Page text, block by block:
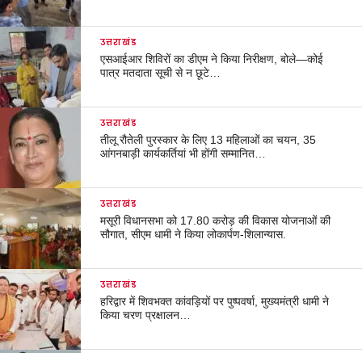
उत्तराखंड
एसआईआर शिविरों का डीएम ने किया निरीक्षण, बोले—कोई
पात्र मतदाता सूची से न छूटे…
उत्तराखंड
तीलू रौतेली पुरस्कार के लिए 13 महिलाओं का चयन, 35
आंगनबाड़ी कार्यकर्तियां भी होंगी सम्मानित…
उत्तराखंड
मसूरी विधानसभा को 17.80 करोड़ की विकास योजनाओं की
सौगात, सीएम धामी ने किया लोकार्पण-शिलान्यास.
उत्तराखंड
हरिद्वार में शिवभक्त कांवड़ियों पर पुष्पवर्षा, मुख्यमंत्री धामी ने
किया चरण प्रक्षालन…